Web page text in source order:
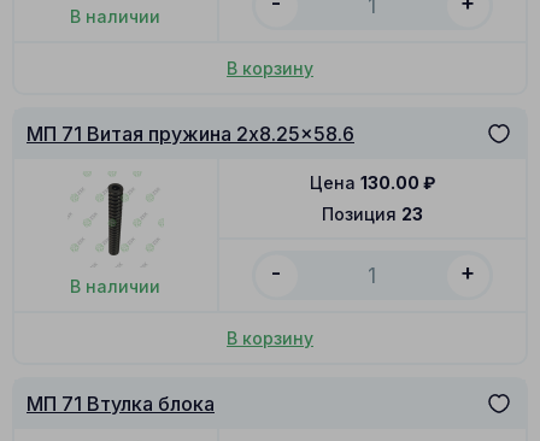
В наличии
В корзину
МП 71 Витая пружина 2x8.25x58.6
В наличии
Позиция 23
Цена 130.00 ₽
- +
В корзину
МП 71 Втулка блока